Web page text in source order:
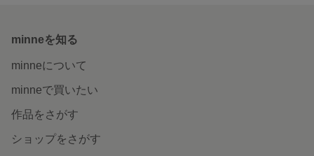
minneを知る
minneについて
minneで買いたい
作品をさがす
ショップをさがす